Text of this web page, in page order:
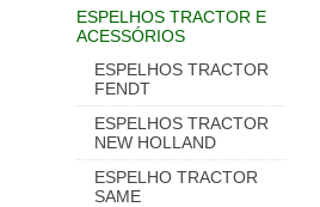
ESPELHOS TRACTOR E
ACESSÓRIOS
ESPELHOS TRACTOR
FENDT
ESPELHOS TRACTOR
NEW HOLLAND
ESPELHO TRACTOR
SAME